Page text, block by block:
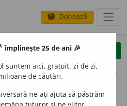
savings Donează
clear
opțiuni
împlinește 25 de ani 🎉
suntem aici, gratuit, zi de zi,
de căutări.
ne-ați ajuta să păstrăm